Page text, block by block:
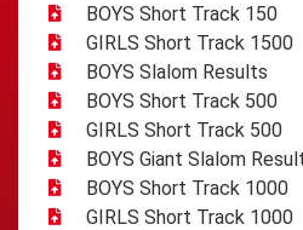
BOYS Short Track 150
GIRLS Short Track 1500
BOYS Slalom Results
BOYS Short Track 500
GIRLS Short Track 500
BOYS Giant Slalom
BOYS Short Track 1000
GIRLS Short Track 1000